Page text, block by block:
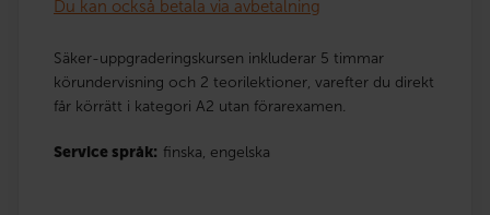
Du kan också betala via avbetalning
Säker-uppgraderingskursen inkluderar 5 timmar
körundervisning och 2 teorilektioner, varefter du direkt
får körrätt i kategori A2 utan förarexamen.
Service språk: finska, engelska